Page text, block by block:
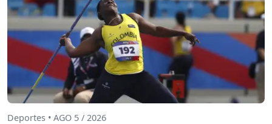
Deportes • AGO 5 / 2026